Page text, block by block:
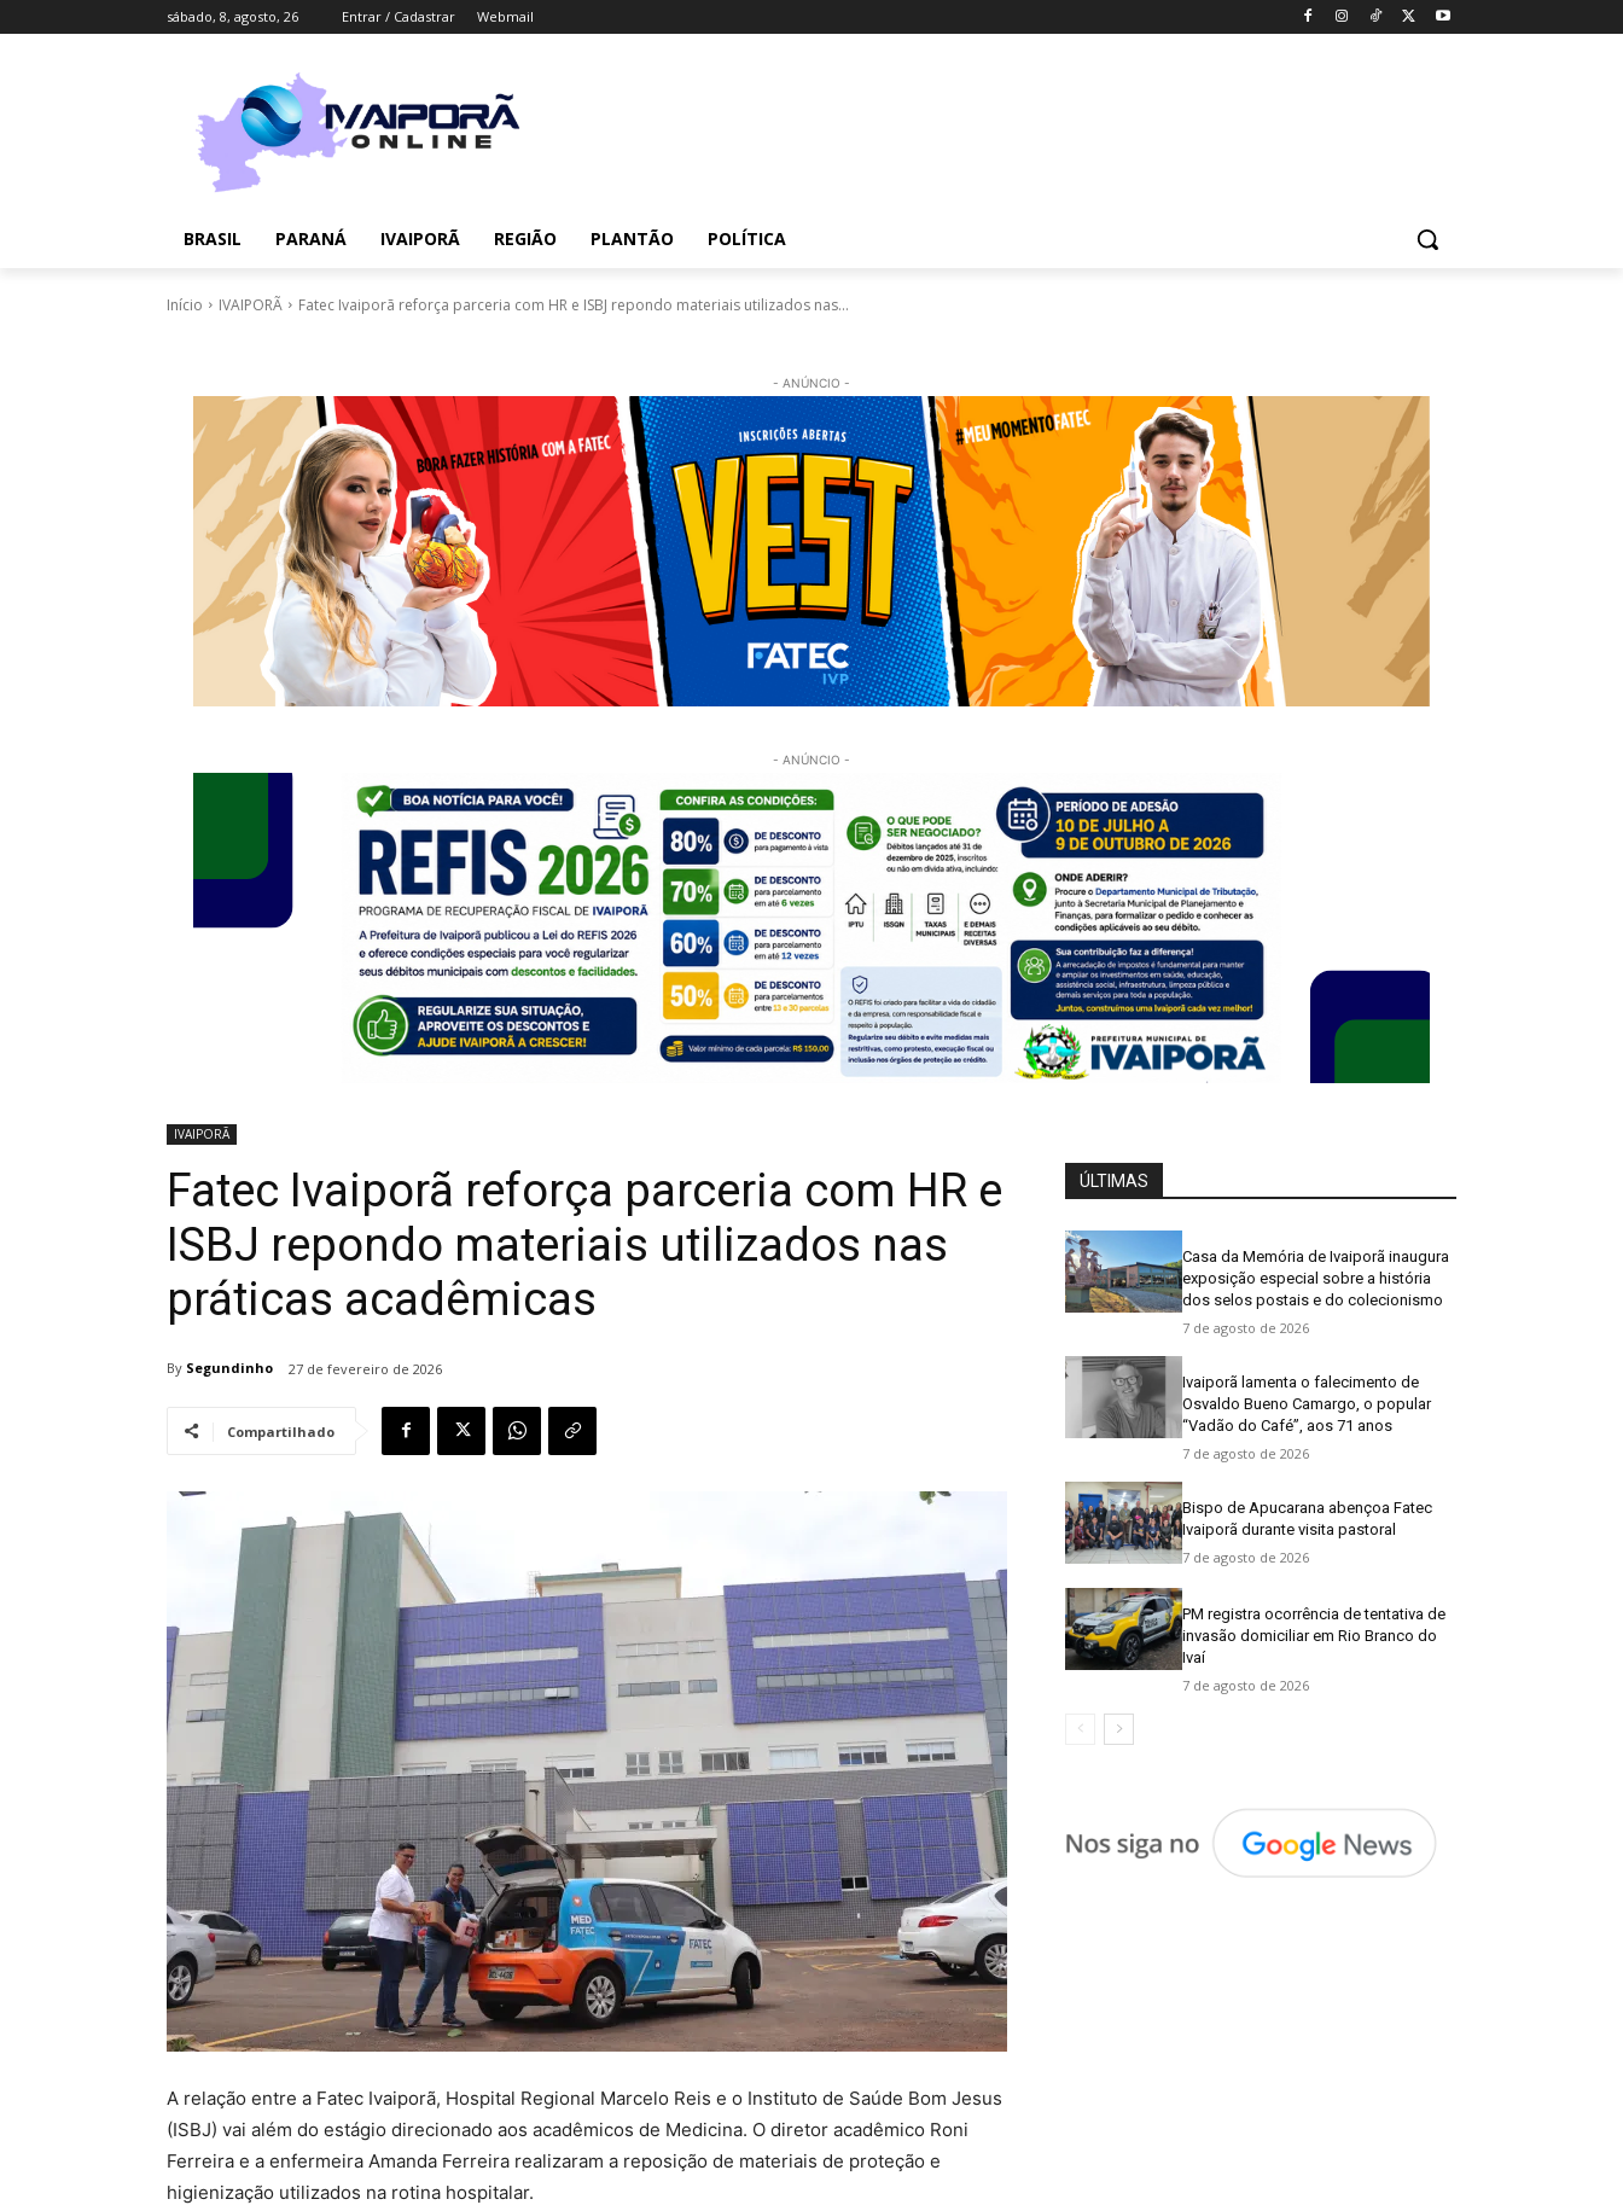
sábado, 8, agosto, 26 Entrar / Cadastrar Webmail
BRASIL PARANÁ IVAIPORÃ REGIÃO PLANTÃO POLÍTICA
Início IVAIPORÃ Fatec Ivaiporã reforça parceria com HR e ISBJ repondo materiais utilizados nas...
- ANÚNCIO -
- ANÚNCIO -
IVAIPORÃ
Fatec Ivaiporã reforça parceria com HR e
ISBJ repondo materiais utilizados nas
práticas acadêmicas
By Segundinho 27 de fevereiro de 2026
Compartilhado
A relação entre a Fatec Ivaiporã, Hospital Regional Marcelo Reis e o Instituto de Saúde Bom Jesus
(ISBJ) vai além do estágio direcionado aos acadêmicos de Medicina. O diretor acadêmico Roni
Ferreira e a enfermeira Amanda Ferreira realizaram a reposição de materiais de proteção e
higienização utilizados na rotina hospitalar.
ÚLTIMAS
Casa da Memória de Ivaiporã inaugura
exposição especial sobre a história
dos selos postais e do colecionismo
7 de agosto de 2026
Ivaiporã lamenta o falecimento de
Osvaldo Bueno Camargo, o popular
“Vadão do Café”, aos 71 anos
7 de agosto de 2026
Bispo de Apucarana abençoa Fatec
Ivaiporã durante visita pastoral
7 de agosto de 2026
PM registra ocorrência de tentativa de
invasão domiciliar em Rio Branco do
Ivaí
7 de agosto de 2026